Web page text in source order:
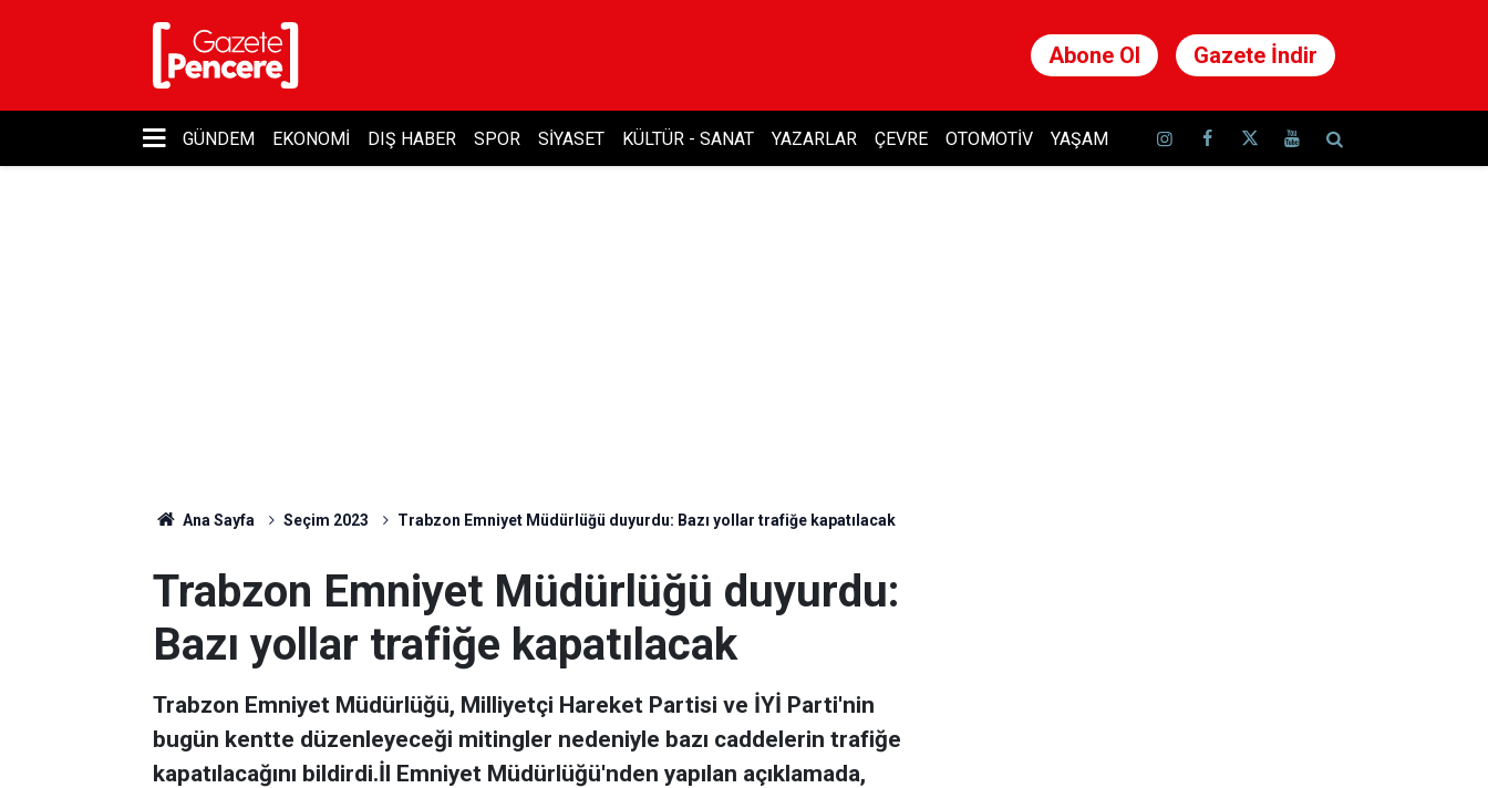
Abone Ol Gazete İndir
GÜNDEM EKONOMI DIŞ HABER SPOR SIYASET KÜLTÜR - SANAT YAZARLAR ÇEVRE OTOMOTIV YAŞAM
Ana Sayfa Seçim 2023 Trabzon Emniyet Müdürlüğü duyurdu: Bazı yollar trafiğe kapatılacak
Trabzon Emniyet Müdürlüğü duyurdu:
Bazı yollar trafiğe kapatılacak
Trabzon Emniyet Müdürlüğü, Milliyetçi Hareket Partisi ve İYİ Parti'nin
bugün kentte düzenleyeceği mitingler nedeniyle bazı caddelerin trafiğe
kapatılacağını bildirdi.İl Emniyet Müdürlüğü'nden yapılan açıklamada,